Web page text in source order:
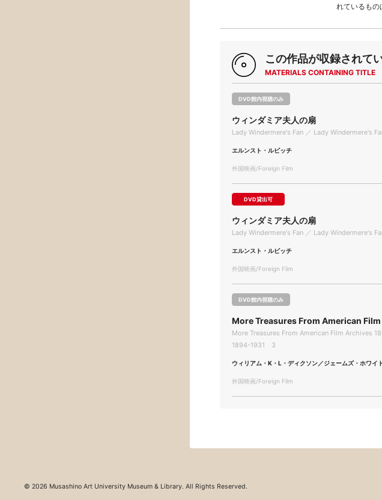
れているもの
この作品が収録されて
MATERIALS CONTAINING TITLE
DVD館内視聴のみ
ウィンダミア夫人の扇
Lady Windermere's Fan ／ Lady Windermere's
エルンスト・ルビッチ
外国映画/Foreign Film
DVD貸出可
ウィンダミア夫人の扇
Lady Windermere's Fan ／ Lady Windermere's
エルンスト・ルビッチ
外国映画/Foreign Film
DVD館内視聴のみ
More Treasures From American
More Treasures From American Film Archives
1894-1931 3
ウィリアム・K・L・ディクソン／ジェームズ・ホワイ
外国映画/Foreign Film
© 2026 Musashino Art University Museum & Library. All Rights Reserved.